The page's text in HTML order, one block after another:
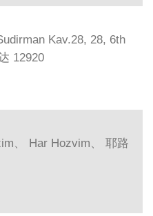
Kav.28, 28, 6th
12920
、 Har Hozvim、 耶路